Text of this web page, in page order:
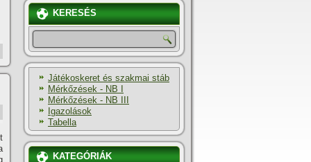
KERESÉS
Játékoskeret és szakmai stáb
Mérkőzések - NB I
Mérkőzések - NB III
Igazolások
Tabella
KATEGÓRIÁK